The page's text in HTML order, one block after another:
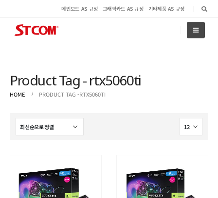
메인보드 AS 규정 그래픽카드 AS 규정 기타제품 AS 규정
Product Tag - rtx5060ti
HOME PRODUCT TAG -RTX5060TI